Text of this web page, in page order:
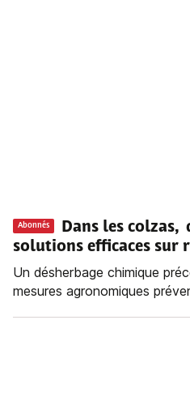
Abonnés
Dans les colzas,
solutions efficaces sur
Un désherbage chimique
mesures agronomiques